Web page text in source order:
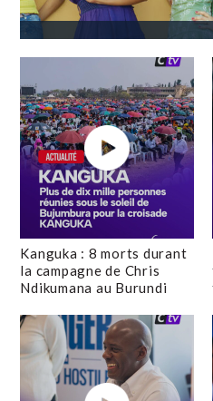
Kanguka : 8 morts durant
la campagne de Chris
Ndikumana au Burundi